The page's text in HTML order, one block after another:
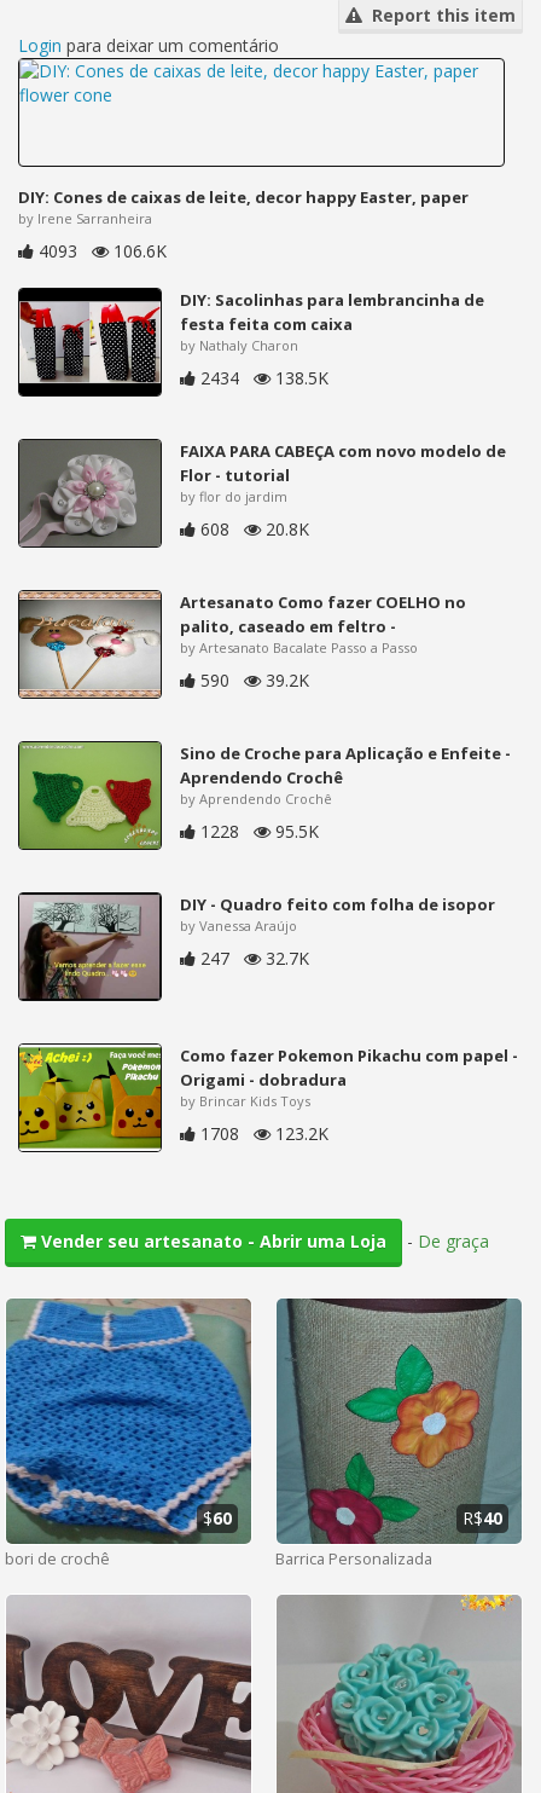
Report this item
Login para deixar um comentário
DIY: Cones de caixas de leite, decor happy Easter, paper
by Irene Sarranheira
4093 106.6K
DIY: Sacolinhas para lembrancinha de
festa feita com caixa
by Nathaly Charon
2434 138.5K
FAIXA PARA CABEÇA com novo modelo de
Flor - tutorial
by flor do jardim
608 20.8K
Artesanato Como fazer COELHO no
palito, caseado em feltro -
by Artesanato Bacalate Passo a Passo
590 39.2K
Sino de Croche para Aplicação e Enfeite -
Aprendendo Crochê
by Aprendendo Crochê
1228 95.5K
DIY - Quadro feito com folha de isopor
by Vanessa Araújo
247 32.7K
Como fazer Pokemon Pikachu com papel -
Origami - dobradura
by Brincar Kids Toys
1708 123.2K
Vender seu artesanato - Abrir uma Loja - De graça
bori de crochê
$60
Barrica Personalizada
R$40